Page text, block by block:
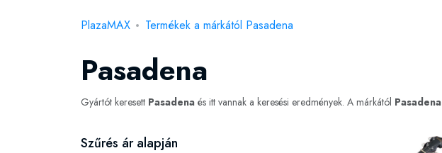
PlazaMAX Termékek a márkától Pasadena
Pasadena
Gyártót keresett Pasadena és itt vannak a keresési eredmények. A márkától Pasadena
Szűrés ár alapján